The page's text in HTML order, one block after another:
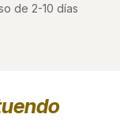
de 2-10 días